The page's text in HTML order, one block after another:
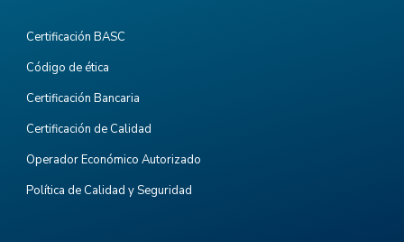
Certificación BASC
Código de ética
Certificación Bancaria
Certificación de Calidad
Operador Económico Autorizado
Política de Calidad y Seguridad